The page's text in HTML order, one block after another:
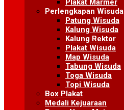
Plakat Marmer
Perlengkapan Wisuda
Patung Wisuda
Kalung Wisuda
Kalung Rektor
Plakat Wisuda
Map Wisuda
Tabung Wisuda
Toga Wisuda
Topi Wisuda
Box Plakat
Medali Kejuaraan